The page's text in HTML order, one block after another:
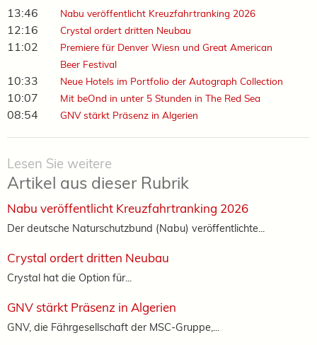
13:46 Nabu veröffentlicht Kreuzfahrtranking 2026
12:16 Crystal ordert dritten Neubau
11:02
Premiere für Denver Wiesn und Great American
Beer Festival
10:33 Neue Hotels im Portfolio der Autograph Collection
10:07 Mit beOnd in unter 5 Stunden in The Red Sea
08:54 GNV stärkt Präsenz in Algerien
Lesen Sie weitere
Artikel aus dieser Rubrik
Nabu veröffentlicht Kreuzfahrtranking 2026
Der deutsche Naturschutzbund (Nabu) veröffentlichte...
Crystal ordert dritten Neubau
Crystal hat die Option für...
GNV stärkt Präsenz in Algerien
GNV, die Fährgesellschaft der MSC-Gruppe,...